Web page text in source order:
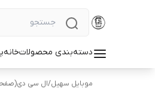
دسته‌بندی محصولاتخانه
موبایل سهیل/ال سی